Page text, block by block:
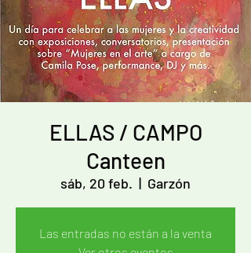
ELLAS / CAMPO
Canteen
sáb, 20 feb.
  |
Garzón
Las entradas no están a la venta